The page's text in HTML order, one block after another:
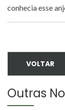
conhecia esse
VOLTAR
Outras